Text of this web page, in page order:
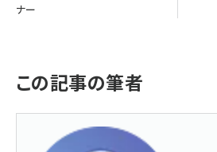
ナー
この記事の筆者